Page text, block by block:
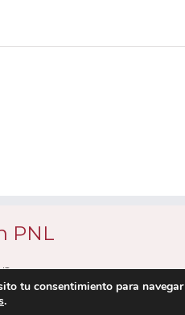
PNL
tu consentimiento para
.